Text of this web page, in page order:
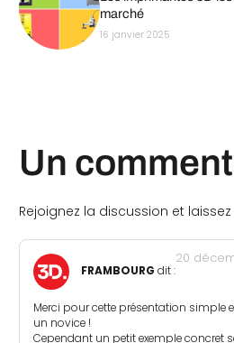
marché
16 janvier 2025
Un
Rejoignez la discussion et
FRAMBOURG dit :
20
Merci pour cette présentation simple
un novice !
Cependant un petit exemple concret